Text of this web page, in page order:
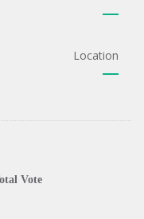
Location
Vote: